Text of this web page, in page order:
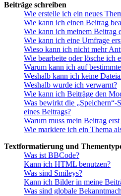
Beiträge schreiben
Wie erstelle ich ein neues
Wie kann ich einen Beitrag
Wie kann ich meinem Beitrag
Wie kann ich eine Umfrage
Wieso kann ich nicht mehr
Wie bearbeite oder lösche ich
Warum kann ich auf
Weshalb kann ich keine
Weshalb wurde ich verwarnt?
Wie kann ich Beiträge den
Was bewirkt die „Speichern“-
eines Beitrags?
Warum muss mein Beitrag
Wie markiere ich ein Thema
Textformatierung und
Was ist BBCode?
Kann ich HTML benutzen?
Was sind Smileys?
Kann ich Bilder in meine
Was sind globale